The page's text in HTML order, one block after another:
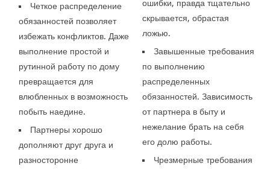
Четкое распределение
обязанностей позволяет
избежать конфликтов. Даже
выполнение простой и
рутинной работу по дому
превращается для
влюбленных в возможность
побыть наедине.
Партнеры хорошо
дополняют друг друга и
разносторонне
ошибки, правда тщательно
скрывается, обрастая
ложью.
Завышенные требования
по выполнению
распределенных
обязанностей. Зависимость
от партнера в быту и
нежелание брать на себя
его долю работы.
Чрезмерные требования